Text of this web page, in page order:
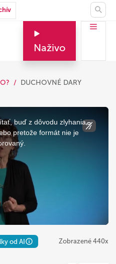
Naživo
DUCHOVNÉ DARY
buď z dôvodu zlyhania
pretože formát nie je
od AI Zobrazené 440x